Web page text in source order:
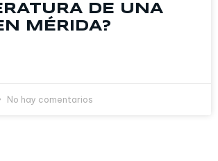
DE UNA
MÉRIDA?
No hay comentarios